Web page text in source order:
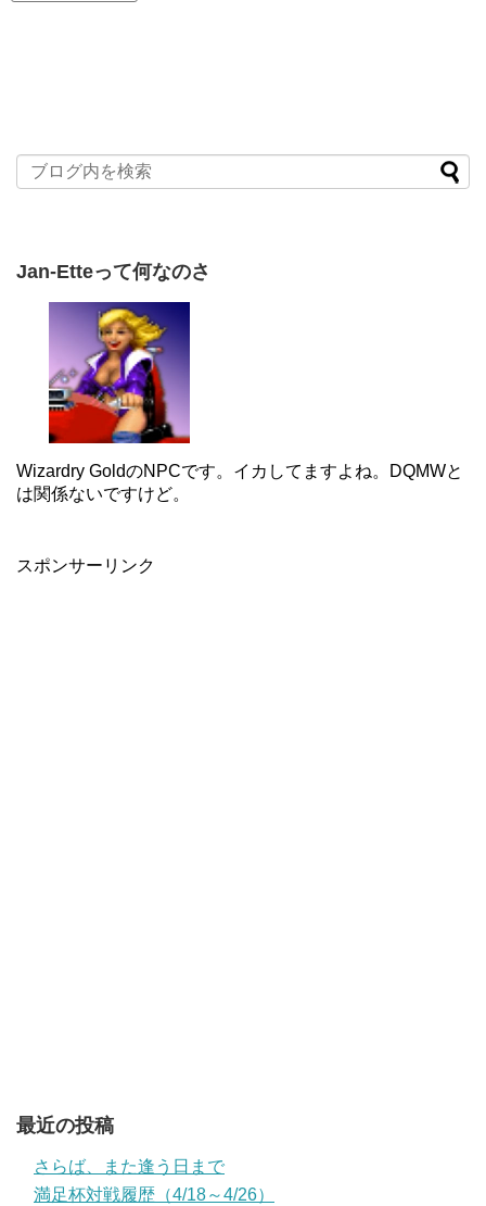
Jan-Etteって何なのさ
Wizardry GoldのNPCです。イカしてますよね。DQMWと
は関係ないですけど。
スポンサーリンク
最近の投稿
さらば、また逢う日まで
満足杯対戦履歴（4/18～4/26）